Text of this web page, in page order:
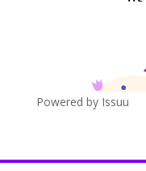
Powered by Issuu